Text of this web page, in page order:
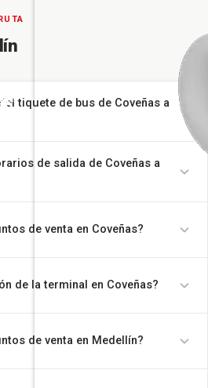
tiquete de bus de Coveñas a
de salida de Coveñas a
de venta en Coveñas?
de la terminal en Coveñas?
de venta en Medellín?